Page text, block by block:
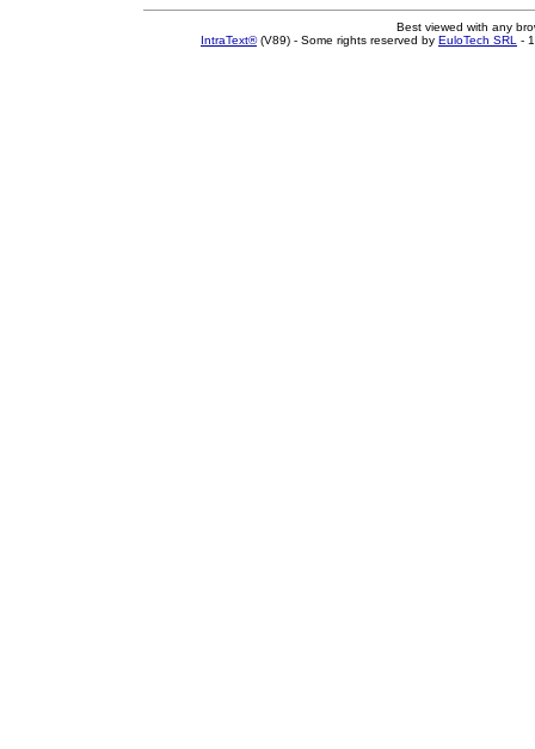
Best viewed with any
IntraText®(V89) - Some rights reserved by EuloTech SRL -